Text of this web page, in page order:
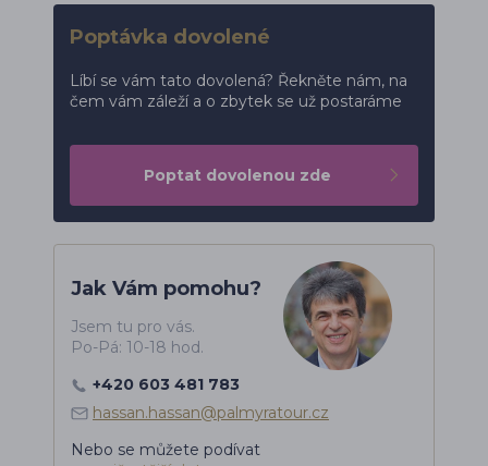
Poptávka dovolené
Líbí se vám tato dovolená? Řekněte nám, na
čem vám záleží a o zbytek se už postaráme
Poptat dovolenou zde
Jak Vám pomohu?
Jsem tu pro vás.
Po-Pá: 10-18 hod.
+420 603 481 783
hassan.hassan@palmyratour.cz
Nebo se můžete podívat